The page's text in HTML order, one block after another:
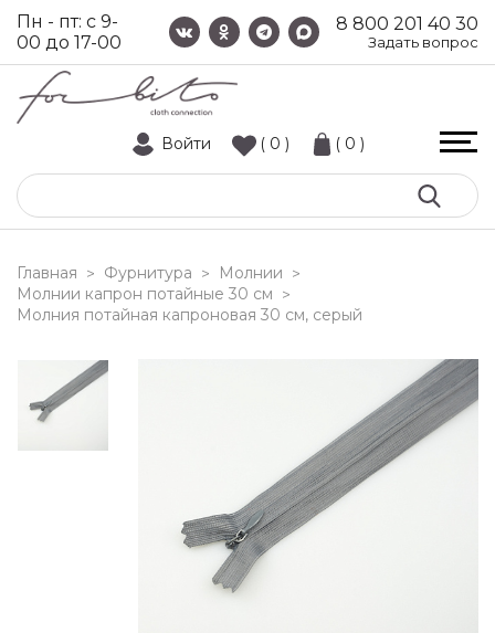
8 800 201 40 30
Задать вопрос
Пн - пт: с 9-
00 до 17-00
Войти ( 0 ) ( 0 )
Главная > Фурнитура > Молнии >
Молнии капрон потайные 30 см >
молния потайная капроновая 30 см, серый